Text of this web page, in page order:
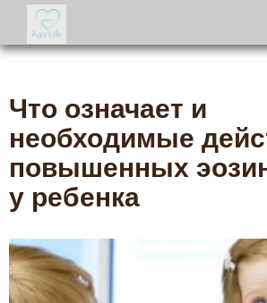
Что означает и
необходимые
повышенных
у ребенка